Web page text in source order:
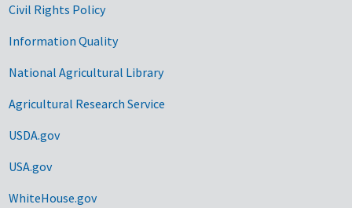
Civil Rights Policy
Information Quality
National Agricultural Library
Agricultural Research Service
USDA.gov
USA.gov
WhiteHouse.gov